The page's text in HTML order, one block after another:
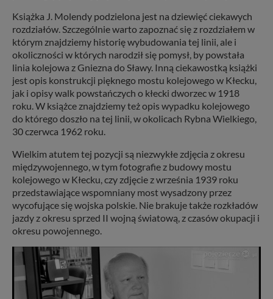
Książka J. Molendy podzielona jest na dziewięć ciekawych
rozdziałów. Szczególnie warto zapoznać się z rozdziałem w
którym znajdziemy historię wybudowania tej linii, ale i
okoliczności w których narodził się pomysł, by powstała
linia kolejowa z Gniezna do Sławy. Inną ciekawostką książki
jest opis konstrukcji pięknego mostu kolejowego w Kłecku,
jak i opisy walk powstańczych o kłecki dworzec w 1918
roku. W książce znajdziemy też opis wypadku kolejowego
do którego doszło na tej linii, w okolicach Rybna Wielkiego,
30 czerwca 1962 roku.
Wielkim atutem tej pozycji są niezwykłe zdjęcia z okresu
międzywojennego, w tym fotografie z budowy mostu
kolejowego w Kłecku, czy zdjęcie z września 1939 roku
przedstawiające wspomniany most wysadzony przez
wycofujące się wojska polskie. Nie brakuje także rozkładów
jazdy z okresu sprzed II wojną światową, z czasów okupacji i
okresu powojennego.